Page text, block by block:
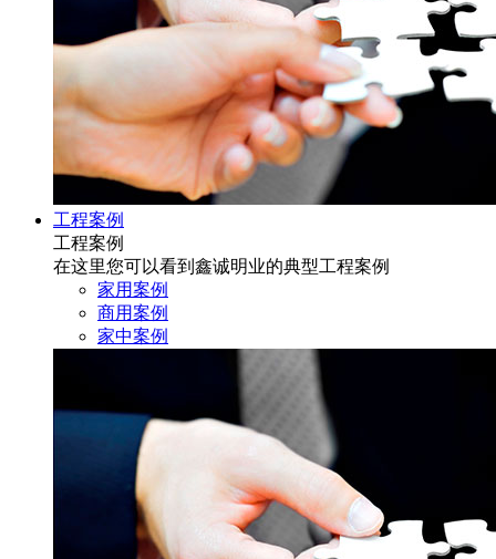
工程案例
工程案例
在这里您可以看到鑫诚明业的典型工程案例
家用案例
商用案例
家中案例